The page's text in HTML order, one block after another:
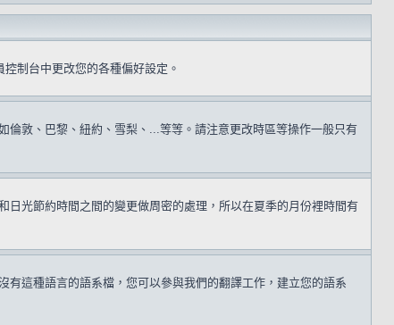
制台中更改您的各種偏好設定。
倫敦、巴黎、紐約、雪梨、...等等。請注意更改時區等操作一般只有
光節約時間之間的變更做周密的處理，所以在夏季的月份裡時間有
這種語言的語系檔，您可以參與我們的翻譯工作，建立您的語系